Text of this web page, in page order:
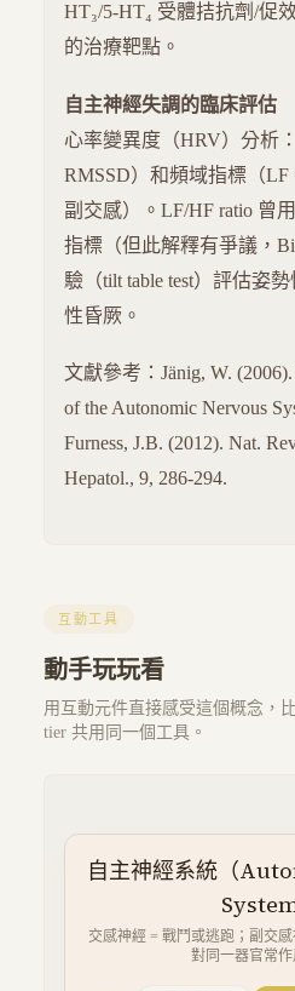
HT₃/5-HT₄ 受體拮抗劑/促
的治療靶點。
自主神經失調的臨床評估
心率變異度（HRV）分析
RMSSD）和頻域指標（
副交感）。LF/HF ratio 曾
指標（但此解釋有爭議，
驗（tilt table test）評估姿
性昏厥。
文獻參考：Jänig, W.
of the Autonomic Nervous
Furness, J.B. (2012). Nat.
Hepatol., 9, 286-294.
互動工具
動手玩玩看
用互動元件直接感受這個概念，
tier 共用同一個工具。
自主神經系統（
System
交感神經 = 戰鬥或逃跑；副交
對同一器官常作